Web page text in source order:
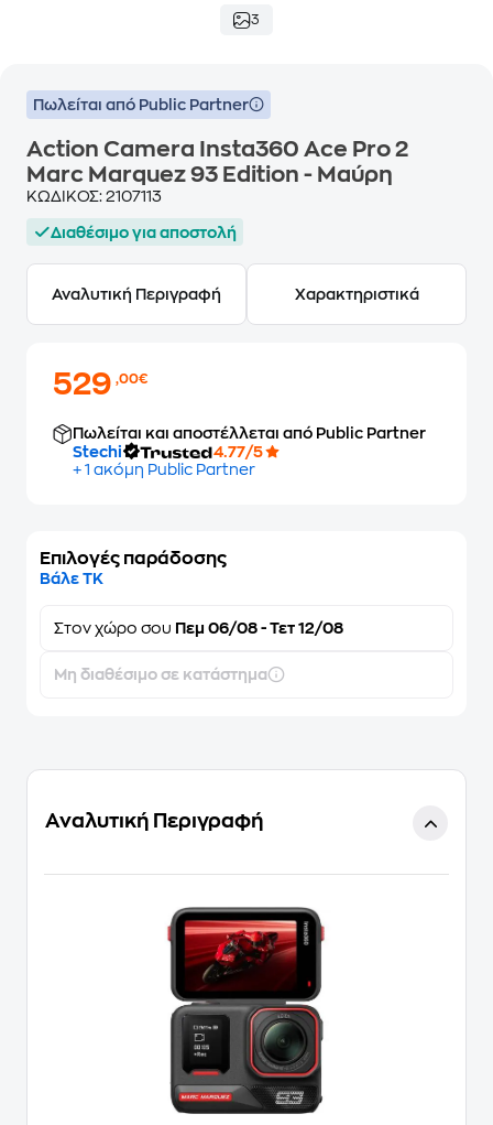
3
Πωλείται από Public Partner
Action Camera Insta360 Ace Pro 2
Marc Marquez 93 Edition - Μαύρη
ΚΩΔΙΚΟΣ: 2107113
Διαθέσιμο για αποστολή
Αναλυτική Περιγραφή Χαρακτηριστικά
529,00€
Πωλείται και αποστέλλεται από Public Partner
Stechi
4.77/5
+ 1 ακόμη Public Partner
Επιλογές παράδοσης
Βάλε ΤΚ
Στον χώρο σου Πεμ 06/08 - Τετ 12/08
Μη διαθέσιμο σε κατάστημα
Αναλυτική Περιγραφή